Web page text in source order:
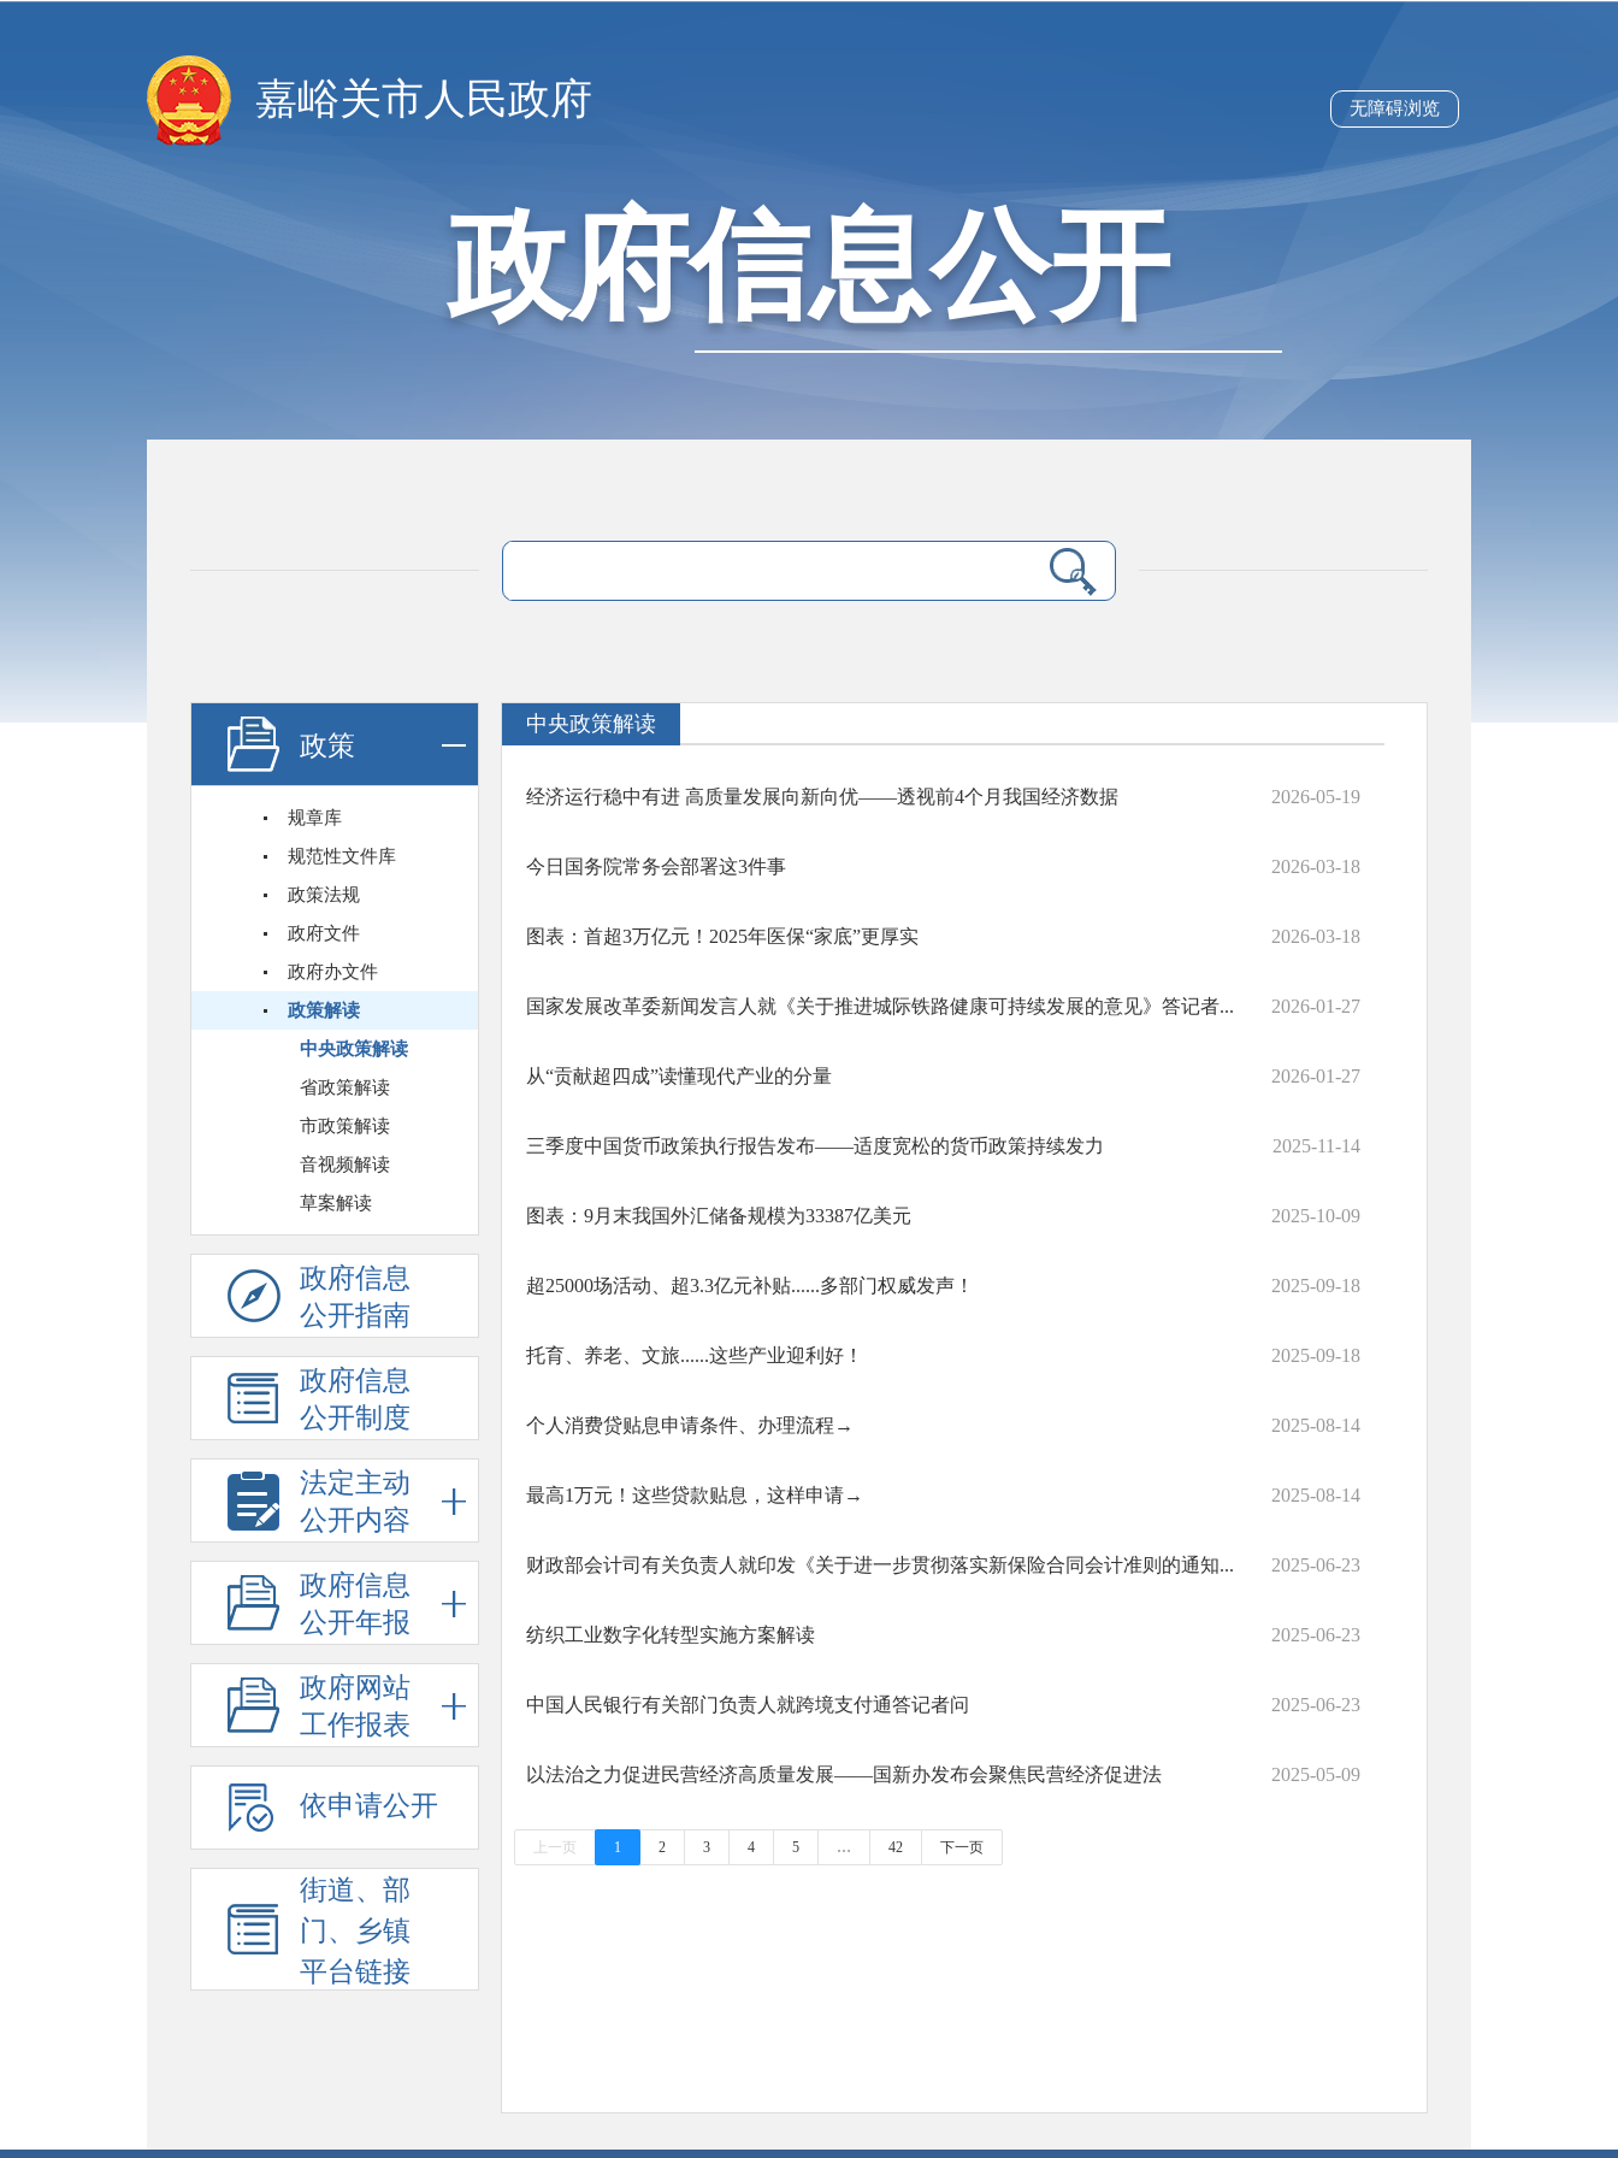
嘉峪关市人民政府
政府信息公开
无障碍浏览
政策
规章库
规范性文件库
政策法规
政府文件
政府办文件
政策解读
中央政策解读
省政策解读
市政策解读
音视频解读
草案解读
政府信息
公开指南
政府信息
公开制度
法定主动
公开内容
政府信息
公开年报
政府网站
工作报表
依申请公开
街道、部
门、乡镇
平台链接
中央政策解读
经济运行稳中有进 高质量发展向新向优——透视前4个月我国经济数据 2026-05-19
今日国务院常务会部署这3件事 2026-03-18
图表：首超3万亿元！2025年医保“家底”更厚实 2026-03-18
国家发展改革委新闻发言人就《关于推进城际铁路健康可持续发展的意见》答记者... 2026-01-27
从“贡献超四成”读懂现代产业的分量 2026-01-27
三季度中国货币政策执行报告发布——适度宽松的货币政策持续发力 2025-11-14
图表：9月末我国外汇储备规模为33387亿美元 2025-10-09
超25000场活动、超3.3亿元补贴......多部门权威发声！ 2025-09-18
托育、养老、文旅......这些产业迎利好！ 2025-09-18
个人消费贷贴息申请条件、办理流程→ 2025-08-14
最高1万元！这些贷款贴息，这样申请→ 2025-08-14
财政部会计司有关负责人就印发《关于进一步贯彻落实新保险合同会计准则的通知... 2025-06-23
纺织工业数字化转型实施方案解读 2025-06-23
中国人民银行有关部门负责人就跨境支付通答记者问 2025-06-23
以法治之力促进民营经济高质量发展——国新办发布会聚焦民营经济促进法 2025-05-09
上一页 1 2 3 4 5 … 42 下一页